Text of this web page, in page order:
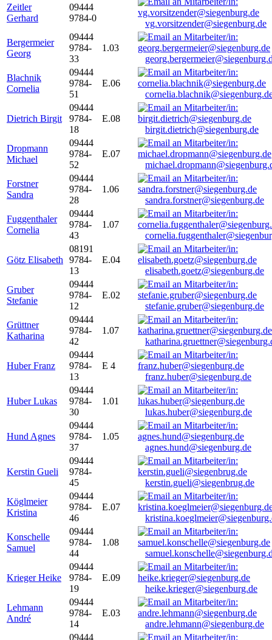
Zeitler
Gerhard
09444
9784-0
vg.vorsitzender@siegenburg.de
Bergermeier
Georg
09444
9784-
33
1.03
Blachnik
Cornelia
09444
9784-
51
E.06
Dietrich Birgit
09444
9784-
18
E.08
birgit.dietrich@siegenburg.de
Dropmann
Michael
09444
9784-
52
E.07
Forstner
Sandra
09444
9784-
28
1.06
sandra.forstner@siegenburg.de
Fuggenthaler
Cornelia
09444
9784-
43
1.07
Götz Elisabeth
08191
9784-
13
E.04
elisabeth.goetz@siegenburg.de
Gruber
Stefanie
09444
9784-
12
E.02
stefanie.gruber@siegenburg.de
Grüttner
Katharina
09444
9784-
42
1.07
Huber Franz
09444
9784-
13
E 4
franz.huber@siegenburg.de
Huber Lukas
09444
9784-
30
1.01
lukas.huber@siegenburg.de
Hund Agnes
09444
9784-
37
1.05
agnes.hund@siegenburg.de
Kerstin Gueli
09444
9784-
45
kerstin.gueli@siegenbrug.de
Köglmeier
Kristina
09444
9784-
46
E.07
Konschelle
Samuel
09444
9784-
44
1.08
Krieger Heike
09444
9784-
19
E.09
heike.krieger@siegenburg.de
Lehmann
André
09444
9784-
14
E.03
andre.lehmann@siegenburg.de
09444